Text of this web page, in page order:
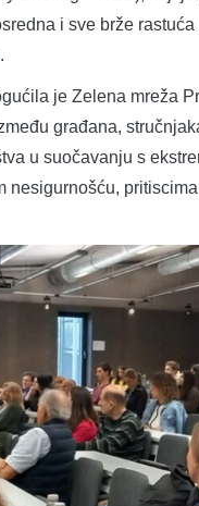
i sve brže
je Zelena mreža
građana,
u suočavanju s
nesigurnošću,